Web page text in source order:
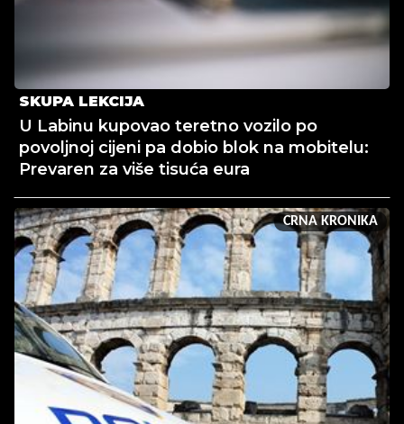
SKUPA LEKCIJA
U Labinu kupovao teretno vozilo po
povoljnoj cijeni pa dobio blok na mobitelu:
Prevaren za više tisuća eura
CRNA KRONIKA